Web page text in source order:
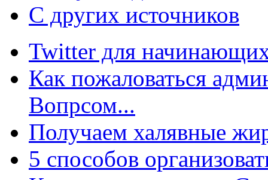
С других источников
Twitter для
Как пожаловаться
Вопрсом...
Получаем халявные
5 способов